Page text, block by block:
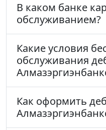
В каком банке
обслуживанием?
Какие условия
обслуживания
Как оформить